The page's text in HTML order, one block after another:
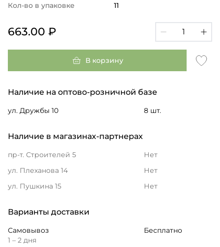
Кол-во в упаковке
11
663.00 ₽
В корзину
Наличие на оптово-розничной базе
ул. Дружбы 10 8 шт.
Наличие в магазинах-партнерах
пр-т. Строителей 5
Нет
ул. Плеханова 14
Нет
ул. Пушкина 15
Нет
Варианты доставки
Самовывоз
1 – 2 дня
Бесплатно